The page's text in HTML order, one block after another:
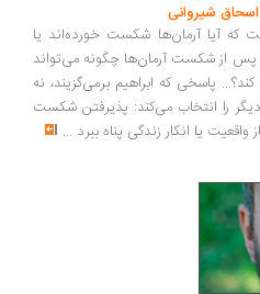
آرمان‌ها شکست خورده‌اند یا
آرمان‌ها چگونه می‌تواند
که ابراهیم برمی‌گزیند، نه
انتخاب می‌کند: پذیرفتن شکست
انکار زندگی پناه ببرد...